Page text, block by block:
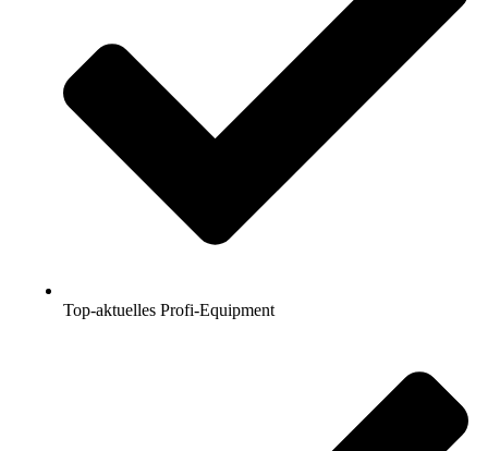
Top-aktuelles Profi-Equipment